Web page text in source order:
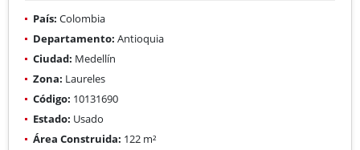
País: Colombia
Departamento: Antioquia
Ciudad: Medellín
Zona: Laureles
Código: 10131690
Estado: Usado
Área Construida: 122 m²